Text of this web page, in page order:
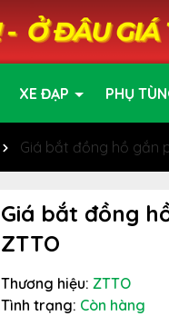
XE ĐẠP PHỤ
Giá bắt đồng hồ gắn
Giá bắt đồng
ZTTO
Thương hiệu: ZTTO
Tình trạng: Còn hàng